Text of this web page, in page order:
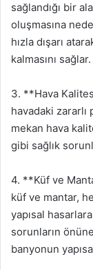
sağlandığı bir
oluşmasına
hızla dışarı
kalmasını sağlar.
3. **Hava
havadaki zararlı
mekan hava
gibi sağlık
4. **Küf ve
küf ve mantar,
yapısal
sorunların
banyonun